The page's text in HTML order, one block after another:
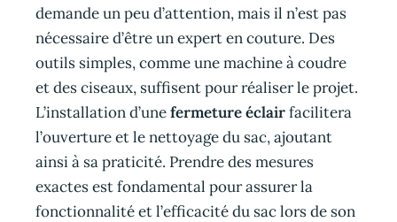
demande un peu d’attention, mais il n’est pas
nécessaire d’être un expert en couture. Des
outils simples, comme une machine à coudre
et des ciseaux, suffisent pour réaliser le projet.
L’installation d’unefermeture éclairfacilitera
l’ouverture et le nettoyage du sac, ajoutant
ainsi à sa praticité. Prendre des mesures
exactes est fondamental pour assurer la
fonctionnalité et l’efficacité du sac lors de son